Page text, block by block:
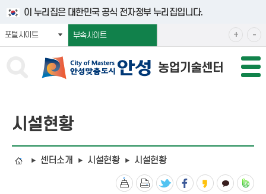
바로넘어가기 메뉴
이 누리집은 대한민국 공식 전자정부 누리집입니다.
포털사이트 부속사이트 +확
대
해
서
-축
소
해
서
시설현황
센터소개 시설현황 시설현황